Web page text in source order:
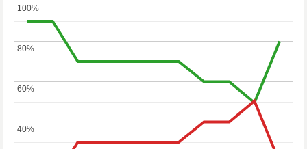
40%
40%
60%
60%
80%
80%
100%
100%